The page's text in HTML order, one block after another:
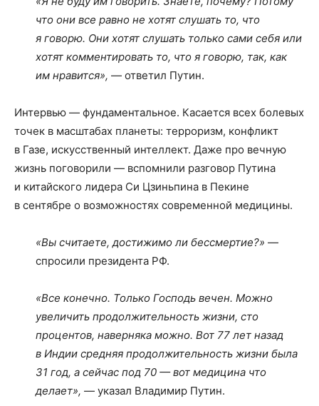
что они все равно не хотят слушать то, что
я говорю. Они хотят слушать только сами себя или
хотят комментировать то, что я говорю, так, как
им нравится», — ответил Путин.
Интервью — фундаментальное. Касается всех болевых
точек в масштабах планеты: терроризм, конфликт
в Газе, искусственный интеллект. Даже про вечную
жизнь поговорили — вспомнили разговор Путина
и китайского лидера Си Цзиньпина в Пекине
в сентябре о возможностях современной медицины.
«Вы считаете, достижимо ли бессмертие?» —
спросили президента РФ.
«Все конечно. Только Господь вечен. Можно
увеличить продолжительность жизни, сто
процентов, наверняка можно. Вот 77 лет назад
в Индии средняя продолжительность жизни была
31 год, а сейчас под 70 — вот медицина что
делает», — указал Владимир Путин.